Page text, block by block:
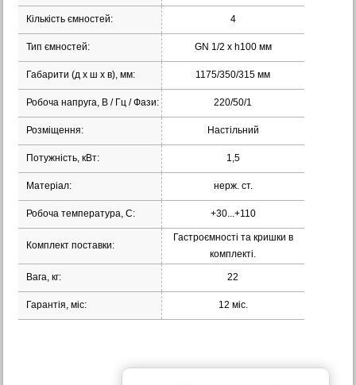
Кількість ємностей: 4
Тип ємностей: GN 1/2 х h100 мм
Габарити (д х ш х в), мм: 1175/350/315 мм
Робоча напруга, В / Гц / Фази: 220/50/1
Розміщення: Настільний
Потужність, кВт: 1,5
Матеріал: нерж. ст.
Робоча температура, С: +30...+110
Комплект поставки:
Гастроємності та кришки в
комплекті.
Вага, кг: 22
Гарантія, міс: 12 міс.